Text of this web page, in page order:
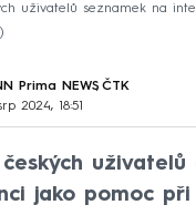
uživatelů seznamek na
Prima NEWS, ČTK
2024, 18:51
uživatelů
jako pomoc